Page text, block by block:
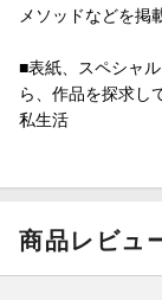
メソッドなどを掲
■表紙、スペシャ
ら、作品を探求し
私生活
商品レビュ